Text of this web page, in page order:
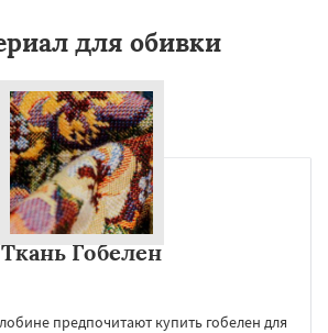
для обивки
Ткань Гобелен
предпочитают купить гобелен для